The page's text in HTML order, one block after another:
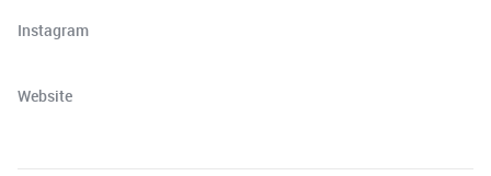
⁠⁠⁠⁠⁠⁠⁠⁠⁠⁠⁠⁠⁠⁠⁠⁠⁠⁠⁠Instagram⁠⁠⁠⁠⁠⁠
⁠⁠⁠⁠⁠⁠Website